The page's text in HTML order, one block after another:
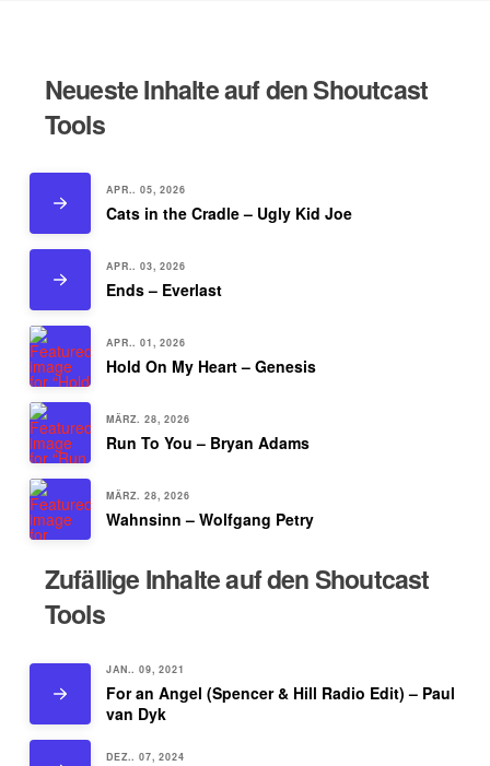
Neueste Inhalte auf den Shoutcast
Tools
APR.. 05, 2026
Cats in the Cradle – Ugly Kid Joe
APR.. 03, 2026
Ends – Everlast
APR.. 01, 2026
Hold On My Heart – Genesis
MÄRZ. 28, 2026
Run To You – Bryan Adams
MÄRZ. 28, 2026
Wahnsinn – Wolfgang Petry
Zufällige Inhalte auf den Shoutcast
Tools
JAN.. 09, 2021
For an Angel (Spencer & Hill Radio Edit) – Paul
van Dyk
DEZ.. 07, 2024